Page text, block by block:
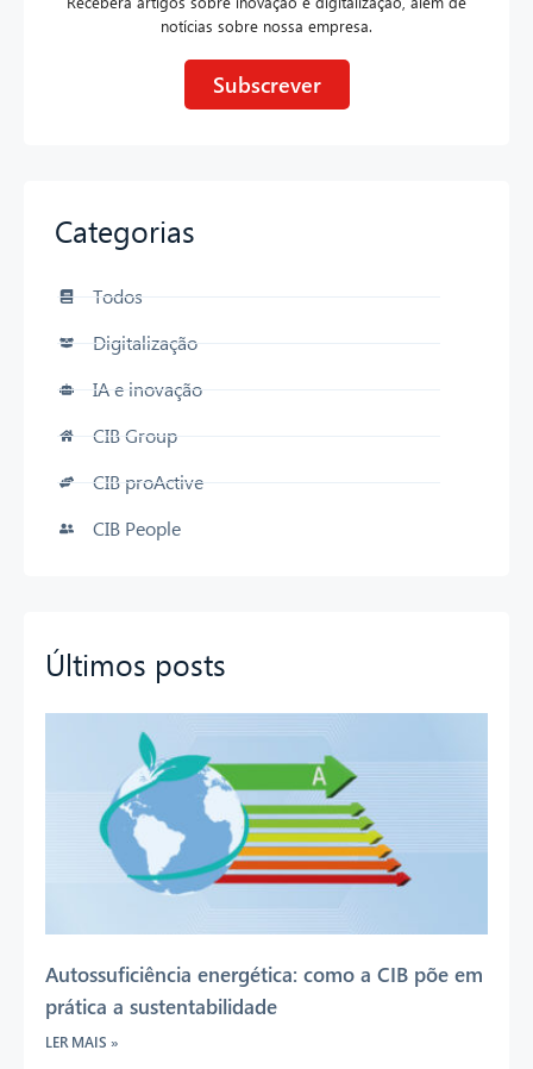
notícias sobre nossa empresa.
Subscrever
Categorias
Todos
Digitalização
IA e inovação
CIB Group
CIB proActive
CIB People
Últimos posts
Autossuficiência energética: como a CIB põe em
prática a sustentabilidade
LER MAIS »